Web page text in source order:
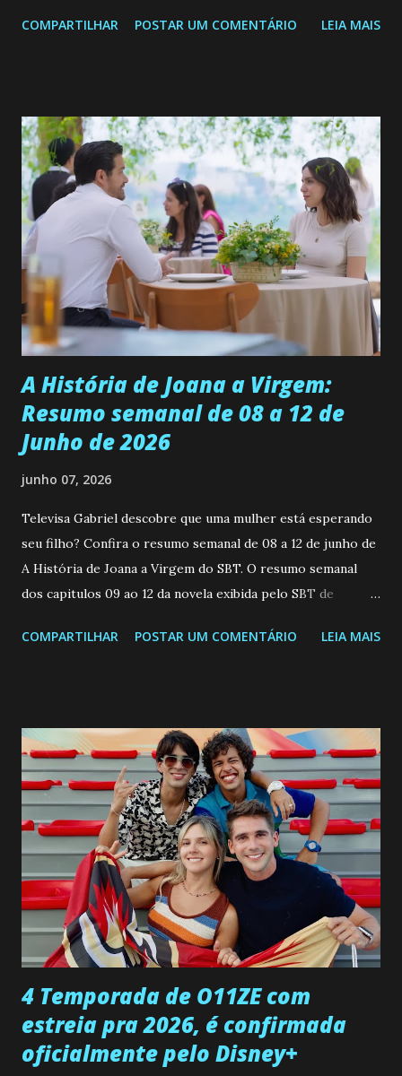
de 25/05/26 a 31/05/26 JOANA GUADALUPE (Camila
permanecer virgem até encontrar o homem que realmente
ama, o que não é fácil, já que dedica todas as suas energias a
se aprimorar, trabalhando, estudando e se orgulhando de
ser a primeira mulher da família a ingressar na
universidade. Ela tem uma personalidade muito alegre, é
muito madura para a idade, determinada, criativa e
empática. Detesta injustiças e é uma ótima amiga. Pode ser
teimosa e muito persistente quando decide fazer algo.
Durante um exame ginecológico, ela é inseminada por eng...
COMPARTILHAR POSTAR UM COMENTÁRIO LEIA MAIS
A História de Joana a Virgem:
Resumo semanal de 08 a 12 de
Junho de 2026
junho 07, 2026
Televisa Gabriel descobre que uma mulher está esperando
seu filho? Confira o resumo semanal de 08 a 12 de junho de
A História de Joana a Virgem do SBT. O resumo semanal
dos capitulos 09 ao 12 da novela exibida pelo SBT de
a Programação Semanal do SBT de 08/06/26 a 14/06/26
confessa a Gabriel que ele demonstrou ser o tipo de
pessoa que ela tanto desejou durante toda a vida. Camila
entra no quarto de Gabriel e imagina como seria o
encontro deles, quando conseguir seduzi-lo. Manuel avisa a
Paula sobre a suposta infidelidade de Gabriel com Joana.
Rogerio consegue se livrar de todas as suspeitas pelo
desaparecimento de Francisco, apontando que ele poderia
ter sido vítima da fúria de Gabriel. Artur informa a Gabriel
que a clínica inseminou por engano outra paciente, que está
...
COMPARTILHAR POSTAR UM COMENTÁRIO LEIA MAIS
4 Temporada de O11ZE com
estreia pra 2026, é confirmada
oficialmente pelo Disney+